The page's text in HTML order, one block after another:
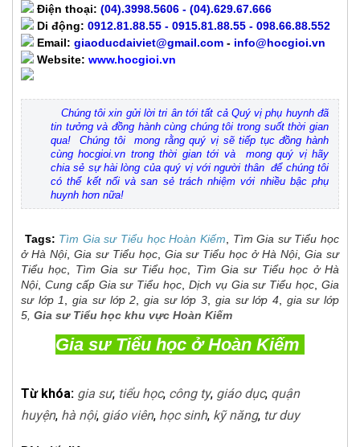
Điện thoại: (04).3998.5606 - (04).629.67.666
Di động: 0912.81.88.55 - 0915.81.88.55 - 098.66.88.552
Email: giaoducdaiviet@gmail.com - info@hocgioi.vn
Website: www.hocgioi.vn
Chúng tôi xin gửi lời tri ân tới tất cả Quý vị phụ huynh đã
tin tưởng và đồng hành cùng chúng tôi trong suốt thời gian
qua! Chúng tôi mong rằng quý vị sẽ tiếp tục đồng hành
cùng hocgioi.vn trong thời gian tới và mong quý vị hãy
chia sẻ sự hài lòng của quý vị với người thân để chúng tôi
có thể kết nối và san sẻ trách nhiệm với nhiều bậc phụ
huynh hơn nữa!
Tags: Tìm Gia sư Tiểu họcHoàn Kiếm, Tìm Gia sư Tiểu học
ở Hà Nội, Gia sư Tiểu học, Gia sư Tiểu học ở Hà Nội,Gia sư
Tiểu học, Tìm Gia sư Tiểu học, Tìm Gia sư Tiểu học ở Hà
Nội, Cung cấp Gia sư Tiểu học, Dịch vụ Gia sư Tiểu học,Gia
sư lớp 1,gia sư lớp 2, gia sư lớp 3, gia sư lớp 4, gia sư lớp
5, Gia sư Tiểu học khu vực Hoàn Kiếm
Gia sư Tiểu học ở Hoàn Kiếm
Từ khóa: gia sư, tiểu học, công ty, giáo dục, quận
huyện, hà nội, giáo viên, học sinh, kỹ năng, tư duy